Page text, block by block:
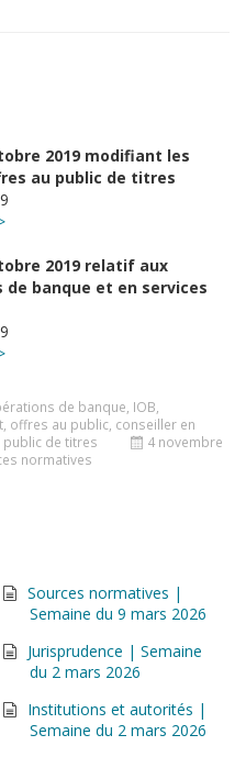
2019 modifiant les
au public de titres
2019 relatif aux
banque et en services
de banque IOB
offres au public conseiller en
public de titres
4 novembre
normatives
Sources normatives |
Semaine du 9 mars 2026
Jurisprudence | Semaine
du 2 mars 2026
Institutions et autorités |
Semaine du 2 mars 2026